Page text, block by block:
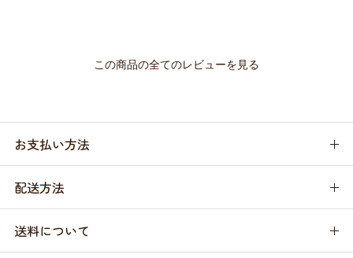
この商品の全てのレビューを見る
お支払い方法
配送方法
送料について